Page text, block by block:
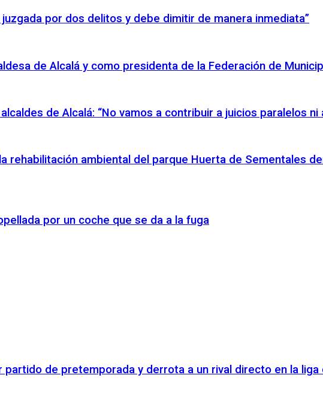
por dos delitos y debe dimitir de manera inmediata”
de Alcalá y como presidenta de la Federación de
de Alcalá: “No vamos a contribuir a juicios paralelos
rehabilitación ambiental del parque Huerta de Sementales
por un coche que se da a la fuga
de pretemporada y derrota a un rival directo en la liga